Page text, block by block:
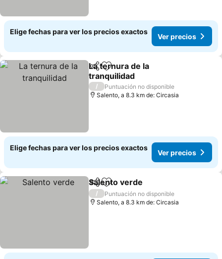
Elige fechas para ver los precios exactos
Ver precios
CompartirAgregar a favoritos
La ternura de la
tranquilidad
Ver precios
/
Puntuación no disponible
Salento, a 8.3 km de: Circasia
Elige fechas para ver los precios exactos
Ver precios
CompartirAgregar a favoritos
Salento verde
/
Puntuación no disponible
Salento, a 8.3 km de: Circasia